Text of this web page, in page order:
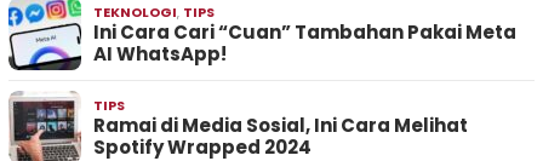
TEKNOLOGI, TIPS
Ini Cara Cari “Cuan” Tambahan Pakai Meta
AI WhatsApp!
TIPS
Ramai di Media Sosial, Ini Cara Melihat
Spotify Wrapped 2024